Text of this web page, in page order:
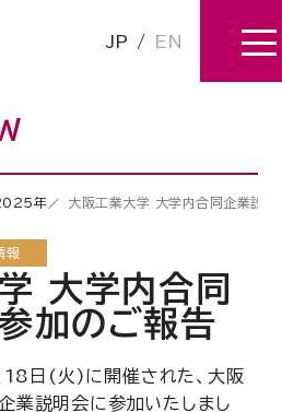
JP / EN
年 大阪工業大学 大学内合同企業説明
報
大学内合同
加のご報告
日(火)に開催された、大阪
業説明会に参加いたしまし